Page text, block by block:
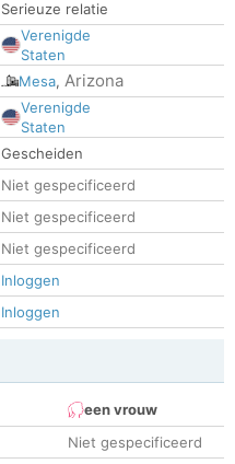
Serieuze relatie
Verenigde
Staten
Mesa, Arizona
Verenigde
Staten
Gescheiden
Niet gespecificeerd
Niet gespecificeerd
Niet gespecificeerd
Inloggen
Inloggen
een vrouw
Niet gespecificeerd